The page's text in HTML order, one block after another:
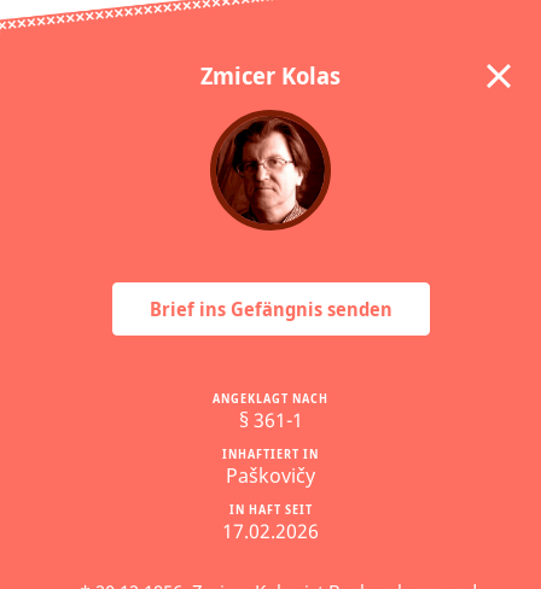
Zmicer Kolas
Brief ins Gefängnis senden
IN HAFT SEIT
17.02.2026
INHAFTIERT IN
Paškovičy
ANGEKLAGT NACH
§ 361-1